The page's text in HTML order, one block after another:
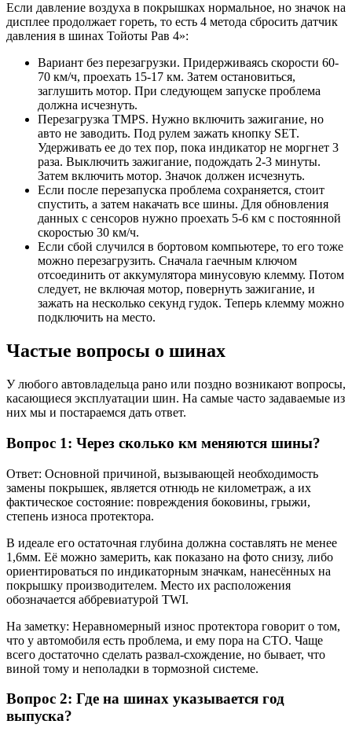
Если давление воздуха в покрышках нормальное, но значок на
дисплее продолжает гореть, то есть 4 метода сбросить датчик
давления в шинах Тойоты Рав 4»:
Вариант без перезагрузки. Придерживаясь скорости 60-
70 км/ч, проехать 15-17 км. Затем остановиться,
заглушить мотор. При следующем запуске проблема
должна исчезнуть.
Перезагрузка TMPS. Нужно включить зажигание, но
авто не заводить. Под рулем зажать кнопку SET.
Удерживать ее до тех пор, пока индикатор не моргнет 3
раза. Выключить зажигание, подождать 2-3 минуты.
Затем включить мотор. Значок должен исчезнуть.
Если после перезапуска проблема сохраняется, стоит
спустить, а затем накачать все шины. Для обновления
данных с сенсоров нужно проехать 5-6 км с постоянной
скоростью 30 км/ч.
Если сбой случился в бортовом компьютере, то его тоже
можно перезагрузить. Сначала гаечным ключом
отсоединить от аккумулятора минусовую клемму. Потом
следует, не включая мотор, повернуть зажигание, и
зажать на несколько секунд гудок. Теперь клемму можно
подключить на место.
Частые вопросы о шинах
У любого автовладельца рано или поздно возникают вопросы,
касающиеся эксплуатации шин. На самые часто задаваемые из
них мы и постараемся дать ответ.
Вопрос 1: Через сколько км меняются шины?
Ответ: Основной причиной, вызывающей необходимость
замены покрышек, является отнюдь не километраж, а их
фактическое состояние: повреждения боковины, грыжи,
степень износа протектора.
В идеале его остаточная глубина должна составлять не менее
1,6мм. Её можно замерить, как показано на фото снизу, либо
ориентироваться по индикаторным значкам, нанесённых на
покрышку производителем. Место их расположения
обозначается аббревиатурой TWI.
На заметку: Неравномерный износ протектора говорит о том,
что у автомобиля есть проблема, и ему пора на СТО. Чаще
всего достаточно сделать развал-схождение, но бывает, что
виной тому и неполадки в тормозной системе.
Вопрос 2: Где на шинах указывается год
выпуска?